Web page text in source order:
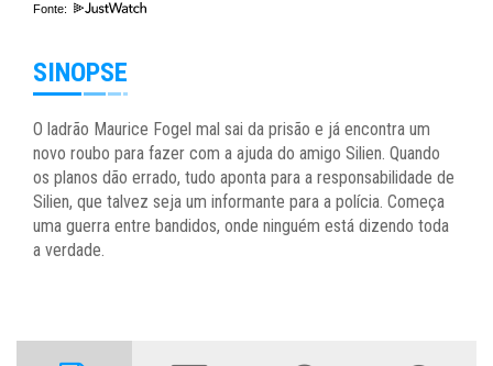
Fonte:
SINOPSE
O ladrão Maurice Fogel mal sai da prisão e já encontra um
novo roubo para fazer com a ajuda do amigo Silien. Quando
os planos dão errado, tudo aponta para a responsabilidade de
Silien, que talvez seja um informante para a polícia. Começa
uma guerra entre bandidos, onde ninguém está dizendo toda
a verdade.